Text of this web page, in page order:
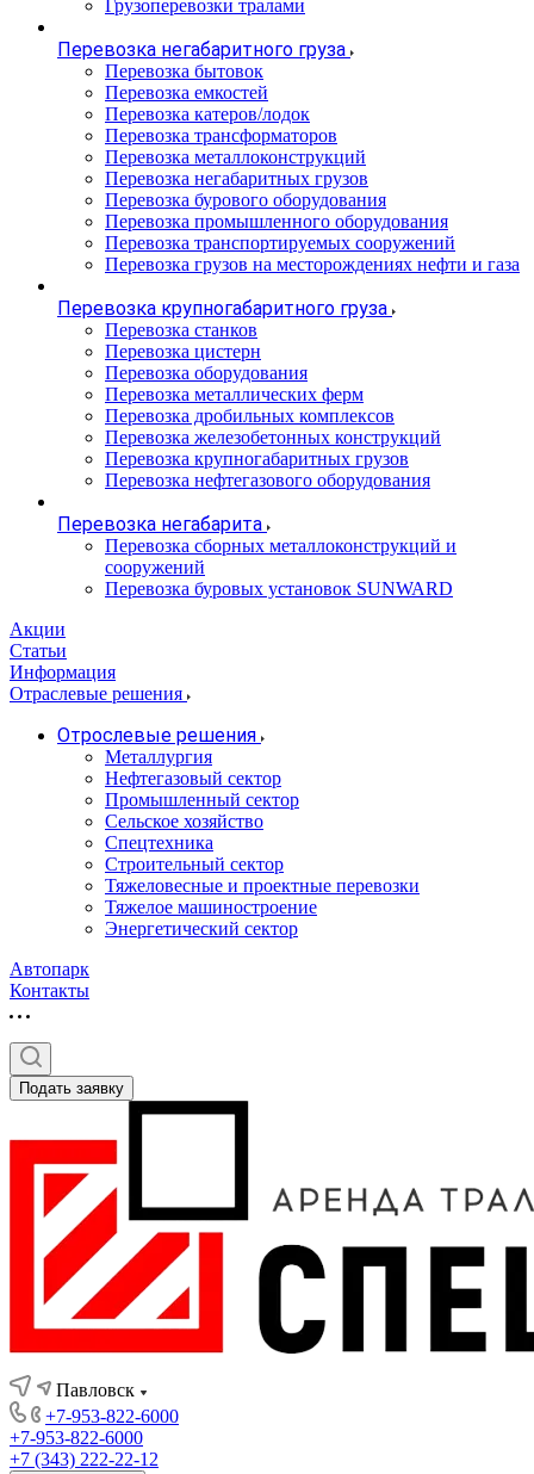
Грузоперевозки тралами
Перевозка негабаритного груза
Перевозка бытовок
Перевозка емкостей
Перевозка катеров/лодок
Перевозка трансформаторов
Перевозка металлоконструкций
Перевозка негабаритных грузов
Перевозка бурового оборудования
Перевозка промышленного оборудования
Перевозка транспортируемых сооружений
Перевозка грузов на месторождениях нефти и газа
Перевозка крупногабаритного груза
Перевозка станков
Перевозка цистерн
Перевозка оборудования
Перевозка металлических ферм
Перевозка дробильных комплексов
Перевозка железобетонных конструкций
Перевозка крупногабаритных грузов
Перевозка нефтегазового оборудования
Перевозка негабарита
Перевозка сборных металлоконструкций и
сооружений
Перевозка буровых установок SUNWARD
Акции
Статьи
Информация
Отраслевые решения
Отрослевые решения
Металлургия
Нефтегазовый сектор
Промышленный сектор
Сельское хозяйство
Спецтехника
Строительный сектор
Тяжеловесные и проектные перевозки
Тяжелое машиностроение
Энергетический сектор
Автопарк
Контакты
Подать заявку
Павловск
+7-953-822-6000
+7-953-822-6000
+7 (343) 222-22-12